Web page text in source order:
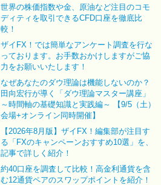
世界の株価指数や金、原油など注目のコモ
ディティを取引できるCFD口座を徹底比
較！
ザイFX！では簡単なアンケート調査を行な
っております。お手数おかけしますがご協
力をお願いいたします！
なぜあなたのダウ理論は機能しないのか？
田向宏行が導く「ダウ理論マスター講座」
～時間軸の基礎知識と実践編～ 【9/5（土）
会場+オンライン同時開催】
【2026年8月版】ザイFX！編集部が注目す
る「FXのキャンペーンおすすめ10選」を、
記事で詳しく紹介！
約40口座を調査して比較！高金利通貨を含
む12通貨ペアのスワップポイントを紹介！